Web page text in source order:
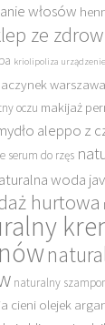
włosów
ze
kriolipoliza urządzenie
warszawa
oczu makijaż
aleppo z
serum do rzęs
woda
hurtowa
naturalny
cieni olejek